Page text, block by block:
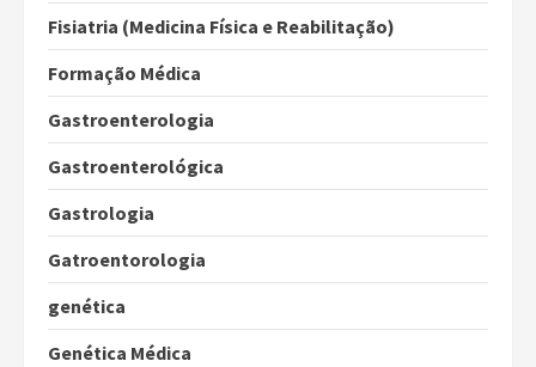
Fisiatria (Medicina Física e Reabilitação)
Formação Médica
Gastroenterologia
Gastroenterológica
Gastrologia
Gatroentorologia
genética
Genética Médica